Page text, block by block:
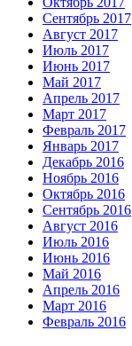
Сентябрь 2017
Август 2017
Июль 2017
Июнь 2017
Май 2017
Апрель 2017
Март 2017
Февраль 2017
Январь 2017
Декабрь 2016
Ноябрь 2016
Октябрь 2016
Сентябрь 2016
Август 2016
Июль 2016
Июнь 2016
Май 2016
Апрель 2016
Март 2016
Февраль 2016